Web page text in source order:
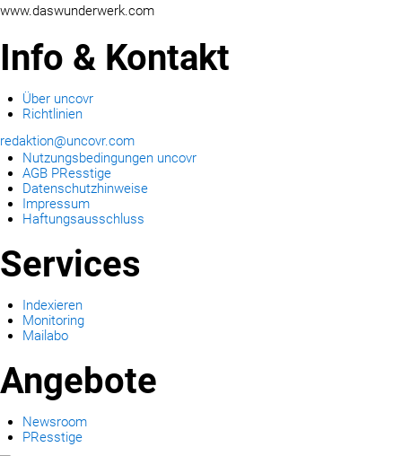
www.daswunderwerk.com
Info & Kontakt
Über uncovr
Richtlinien
redaktion@uncovr.com
Nutzungsbedingungen uncovr
AGB PResstige
Datenschutzhinweise
Impressum
Haftungsausschluss
Services
Indexieren
Monitoring
Mailabo
Angebote
Newsroom
PResstige